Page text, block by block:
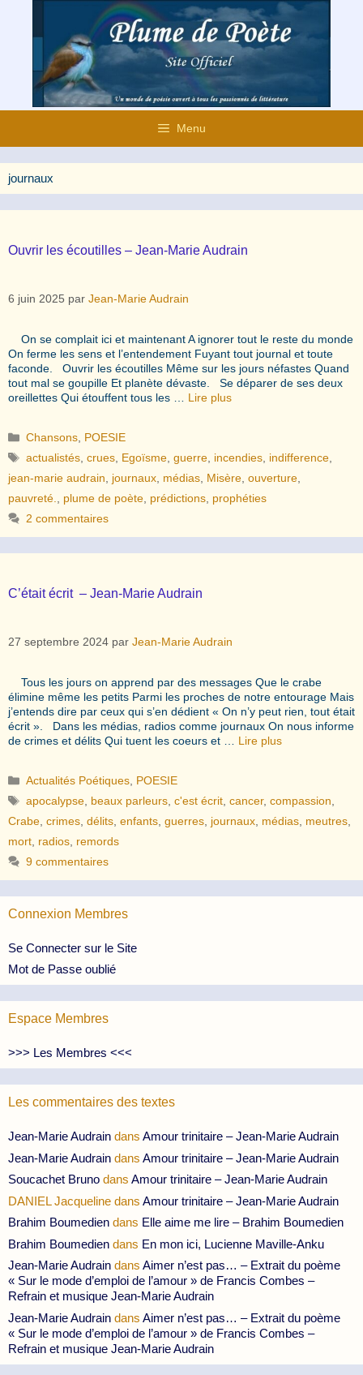
contenu
Menu
journaux
Ouvrir les écoutilles – Jean-Marie Audrain
6 juin 2025 par Jean-Marie Audrain
On se complait ici et maintenant A ignorer tout le reste du monde
On ferme les sens et l’entendement Fuyant tout journal et toute
faconde. Ouvrir les écoutilles Même sur les jours néfastes Quand
tout mal se goupille Et planète dévaste. Se déparer de ses deux
oreillettes Qui étouffent tous les … Lire plus
Catégories
Chansons POESIE
Étiquettes
actualistés ,crues Egoïsme ,guerre incendies indifference
jean-marie audrain
journaux médias Misère ouverture
pauvreté.
plume de poète prédictions prophéties
2 commentaires
C’était écrit – Jean-Marie Audrain
27 septembre 2024 par Jean-Marie Audrain
Tous les jours on apprend par des messages Que le crabe
élimine même les petits Parmi les proches de notre entourage Mais
j’entends dire par ceux qui s’en dédient « On n’y peut rien, tout était
écrit ». Dans les médias, radios comme journaux On nous informe
de crimes et délits Qui tuent les coeurs et … Lire plus
Catégories
Actualités Poétiques POESIE
Étiquettes
apocalypse beaux parleurs ,c'est écrit ,cancer,compassion
Crabe crimes délits enfants guerres journaux médias meutres
mort radios remords
9 commentaires
Connexion Membres
Se Connecter sur le Site
Mot de Passe oublié
Espace Membres
>>> Les Membres <<<
Les commentaires des textes
Jean-Marie Audrain dans Amour trinitaire – Jean-Marie Audrain
Jean-Marie Audrain dans Amour trinitaire – Jean-Marie Audrain
Soucachet Bruno dans Amour trinitaire – Jean-Marie Audrain
DANIEL Jacqueline dans Amour trinitaire – Jean-Marie Audrain
Brahim Boumedien dans Elle aime me lire – Brahim Boumedien
Brahim Boumedien dans En mon ici, Lucienne Maville-Anku
Jean-Marie Audrain dans Aimer n’est pas… – Extrait du poème
« Sur le mode d’emploi de l’amour » de Francis Combes –
Refrain et musique Jean-Marie Audrain
Jean-Marie Audrain dans Aimer n’est pas… – Extrait du poème
« Sur le mode d’emploi de l’amour » de Francis Combes –
Refrain et musique Jean-Marie Audrain